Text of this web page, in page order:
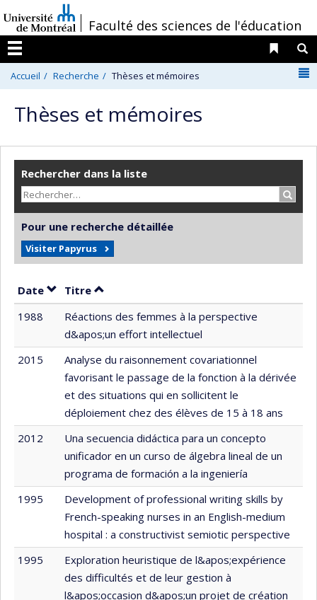
au
contenu
/Faculté des sciences de l'éducation
Menu
Liens
Accueil Recherche Thèses et mémoires
Thèses et mémoires
Rechercher dans la liste
Pour une recherche détaillée
Visiter Papyrus
Date Trier par date en ordre décroissant
Titre Trier par titre en ordre décroissant
1988
Réactions des femmes à la perspective
d&apos;un effort intellectuel
2015
Analyse du raisonnement covariationnel
favorisant le passage de la fonction à la dérivée
et des situations qui en sollicitent le
déploiement chez des élèves de 15 à 18 ans
2012
Una secuencia didáctica para un concepto
unificador en un curso de álgebra lineal de un
programa de formación a la ingeniería
1995
Development of professional writing skills by
French-speaking nurses in an English-medium
hospital : a constructivist semiotic perspective
1995
Exploration heuristique de l&apos;expérience
des difficultés et de leur gestion à
l&apos;occasion d&apos;un projet de création